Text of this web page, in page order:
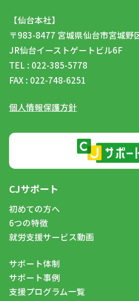
【仙台本社】
〒983-8477 宮城県仙台市宮城野
JR仙台イーストゲートビル6F
TEL : 022-385-5778
FAX : 022-748-6251
個人情報保護方針
CJサポート
初めての方へ
6つの特徴
就労支援サービス動画
サポート体制
サポート事例
支援プログラム一覧